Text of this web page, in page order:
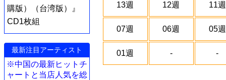
購版）（台湾版）』
CD1枚組
最新注目アーティスト
※中国の最新ヒットチ
ャートと当店人気を総
13週 12週 11週
07週 06週 05週
01週 - -